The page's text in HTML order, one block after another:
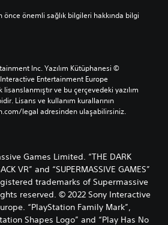
önce önemli sağlık bilgileri hakkında bilgi
Inc. Yazılım Kütüphanesi ©
Entertainment Europe
ve bu çerçevedeki yazılım
Lisans ve kullanım kurallarının
legal adresinden ulaşabilirsiniz.
Games Limited. “THE DARK
VR” and “SUPERMASSIVE GAMES”
trademarks of Supermassive
reserved. © 2022 Sony Interactive
“PlayStation Family Mark”,
Shapes Logo” and “Play Has No